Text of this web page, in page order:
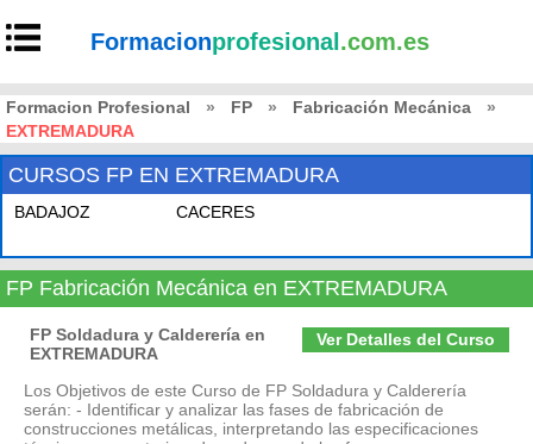
Formacionprofesional .com.es
Formacion Profesional » FP » Fabricación Mecánica
»
EXTREMADURA
CURSOS FP EN EXTREMADURA
BADAJOZ CACERES
FP Fabricación Mecánica en EXTREMADURA
Ver Detalles del Curso
FP Soldadura y Calderería en
EXTREMADURA
Los Objetivos de este Curso de FP Soldadura y Calderería
serán: - Identificar y analizar las fases de fabricación de
construcciones metálicas, interpretando las especificaciones